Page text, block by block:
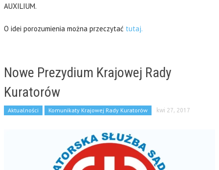
AUXILIUM.
O idei porozumienia można przeczytać tutaj.
Nowe Prezydium Krajowej Rady
Kuratorów
Aktualności Komunikaty Krajowej Rady Kuratorów kwi 27, 2017